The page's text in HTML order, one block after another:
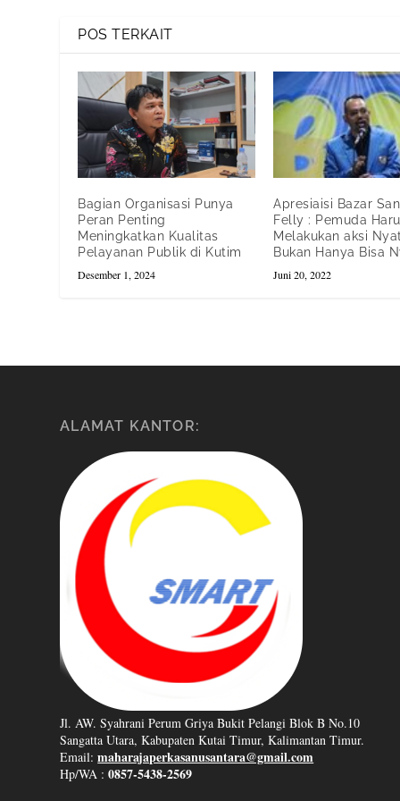
POS TERKAIT
Bagian Organisasi Punya
Peran Penting
Meningkatkan Kualitas
Pelayanan Publik di Kutim
Desember 1, 2024
Apresiaisi Bazar
Felly : Pemuda
Melakukan aksi
Bukan Hanya Bisa
Juni 20, 2022
ALAMAT KANTOR:
Jl. AW. Syahrani Perum Griya Bukit Pelangi Blok B No.10
Sangatta Utara, Kabupaten Kutai Timur, Kalimantan Timur.
Email:maharajaperkasanusantara@gmail.com
Hp/WA :0857-5438-2569